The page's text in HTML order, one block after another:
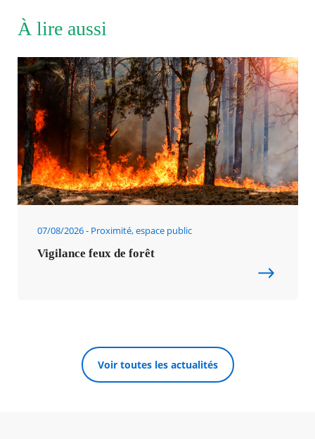
À lire aussi
07/08/2026 Proximité, espace public
Vigilance feux de forêt
Voir toutes les actualités